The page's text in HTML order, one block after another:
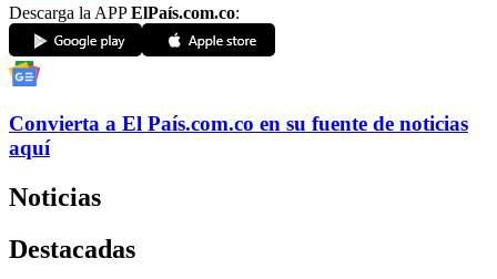
Descarga la APPElPaís.com.co:
Convierta a El País.com.co en su fuente de noticias
aquí
Noticias
Destacadas